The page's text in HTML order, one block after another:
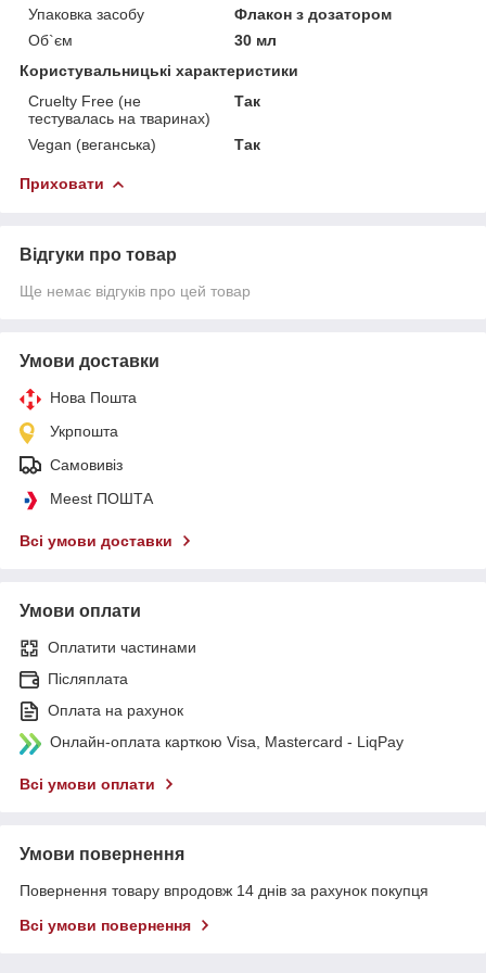
Упаковка засобу
Флакон з дозатором
Об`єм
30 мл
Користувальницькі характеристики
Cruelty Free (не
тестувалась на тваринах)
Так
Vegan (веганська) Так
Приховати
Відгуки про товар
Ще немає відгуків про цей товар
Умови доставки
Нова Пошта
Укрпошта
Самовивіз
Meest ПОШТА
Всі умови доставки
Умови оплати
Оплатити частинами
Післяплата
Оплата на рахунок
Онлайн-оплата карткою Visa, Mastercard - LiqPay
Всі умови оплати
Умови повернення
Повернення товару впродовж 14 днів за рахунок покупця
Всі умови повернення